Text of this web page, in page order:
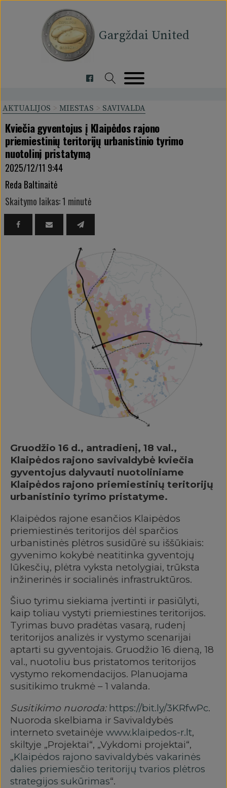
Gargždai United
AKTUALIJOS > MIESTAS > SAVIVALDA
Kviečia gyventojus į Klaipėdos rajono
priemiestinių teritorijų urbanistinio tyrimo
nuotolinį pristatymą
2025/12/11 9:44
Reda Baltinaitė
Skaitymo laikas: 1 minutė
Gruodžio 16 d., antradienį, 18 val.,
Klaipėdos rajono savivaldybė kviečia
gyventojus dalyvauti nuotoliniame
Klaipėdos rajono priemiestinių teritorijų
urbanistinio tyrimo pristatyme.
Klaipėdos rajone esančios Klaipėdos
priemiestinės teritorijos dėl sparčios
urbanistinės plėtros susidūrė su iššūkiais:
gyvenimo kokybė neatitinka gyventojų
lūkesčių, plėtra vyksta netolygiai, trūksta
inžinerinės ir socialinės infrastruktūros.
Šiuo tyrimu siekiama įvertinti ir pasiūlyti,
kaip toliau vystyti priemiestines teritorijos.
Tyrimas buvo pradėtas vasarą, rudenį
teritorijos analizės ir vystymo scenarijai
aptarti su gyventojais. Gruodžio 16 dieną, 18
val., nuotoliu bus pristatomos teritorijos
vystymo rekomendacijos. Planuojama
susitikimo trukmė – 1 valanda.
Susitikimo nuoroda: https://bit.ly/3KRfwPc.
Nuoroda skelbiama ir Savivaldybės
interneto svetainėje www.klaipedos-r.lt,
skiltyje „Projektai“, „Vykdomi projektai“,
„Klaipėdos rajono savivaldybės vakarinės
dalies priemiesčio teritorijų tvarios plėtros
strategijos sukūrimas“.